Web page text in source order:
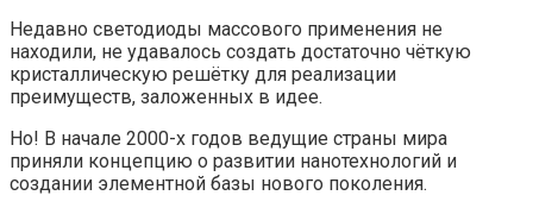
Недавно светодиоды массового применения не
находили, не удавалось создать достаточно чёткую
кристаллическую решётку для реализации
преимуществ, заложенных в идее.
Но! В начале 2000-х годов ведущие страны мира
приняли концепцию о развитии нанотехнологий и
создании элементной базы нового поколения.